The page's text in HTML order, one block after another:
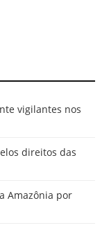
vigilantes nos
direitos das
Amazônia por